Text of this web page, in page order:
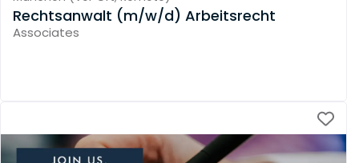
Rechtsanwalt (m/w/d) Arbeitsrecht
Associates